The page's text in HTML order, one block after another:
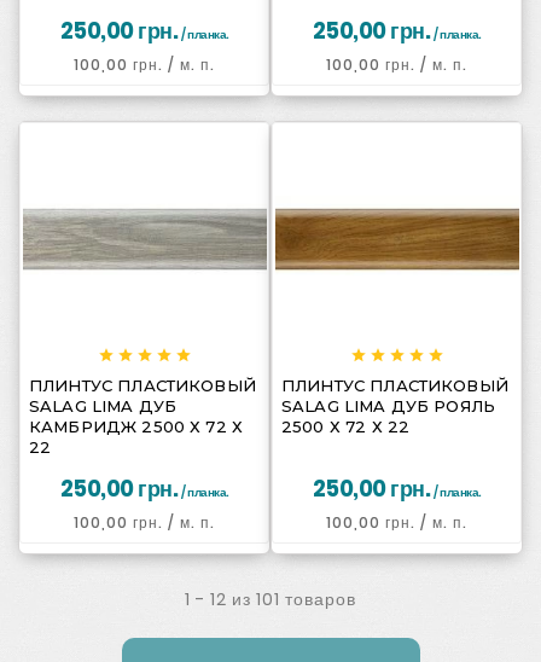
250,00 грн. / планка.
100,00 грн. / м. п.
250,00 грн. / планка.
100,00 грн. / м. п.
  
    
ПЛИНТУС ПЛАСТИКОВЫЙ
SALAG LIMA ДУБ
КАМБРИДЖ 2500 Х 72 Х
22
250,00 грн. / планка.
100,00 грн. / м. п.
  
    
ПЛИНТУС ПЛАСТИКОВЫЙ
SALAG LIMA ДУБ РОЯЛЬ
2500 Х 72 Х 22
250,00 грн. / планка.
100,00 грн. / м. п.
1 - 12 из 101 товаров